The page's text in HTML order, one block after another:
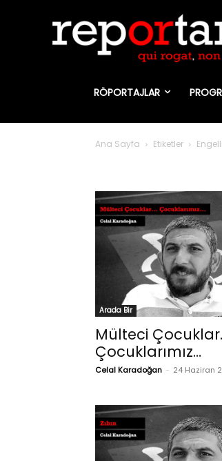
RÖPORTAJLAR
Ana Sayfa Etiketler
Arada Bir
Mülteci
Çocuklarımız…
Celal Karadoğan - 24 Haziran